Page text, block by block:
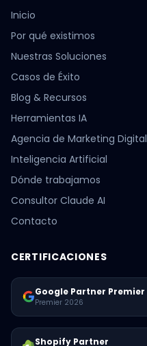
Inicio
Por qué existimos
Nuestras Soluciones
Casos de Éxito
Blog & Recursos
Herramientas IA
Agencia de Marketing Digital
Inteligencia Artificial
Dónde trabajamos
Consultor Claude AI
Contacto
CERTIFICACIONES
Google Partner Premier
Premier 2026
Shopify Partner